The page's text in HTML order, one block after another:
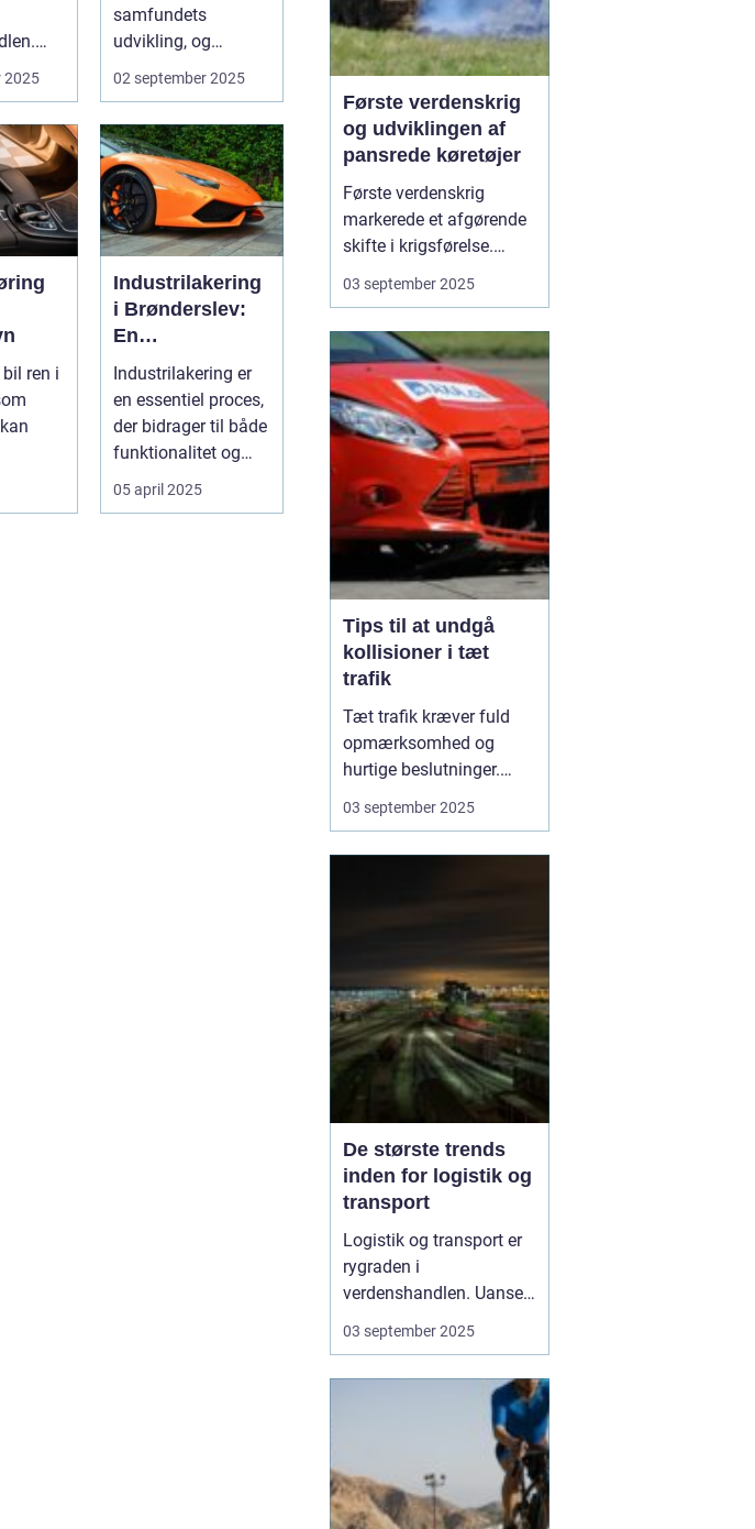
taler
2025
samfundets
udvikling, og
cykelruter fortæller
02 september 2025
ren i
de...
Industrilakering
i Brønderslev:
En
kvalitetsløsning
til dit næste
projekt
Industrilakering er
en essentiel proces,
der bidrager til både
funktionalitet og
æstetik...
05 april 2025
Første verdenskrig
og udviklingen af
pansrede køretøjer
Første verdenskrig
markerede et afgørende
skifte i krigsførelse.
Industrialiseringen
havde allerede ændret
organiseret på, men
krigen i 1914-1918 blev
den første, hvor
pansrede k&os...
03 september 2025
Tips til at undgå
kollisioner i tæt
trafik
Tæt trafik kræver fuld
opmærksomhed og
hurtige beslutninger.
Små fejl kan hurtigt føre
til sammenstød, og
03 september 2025
De største trends
inden for logistik og
transport
Logistik og transport er
rygraden i
verdenshandlen. Uanset
om vi taler dagligvarer til
supermarkedet,
transporten fungerer
effektivt. I de senere &a...
03 september 2025